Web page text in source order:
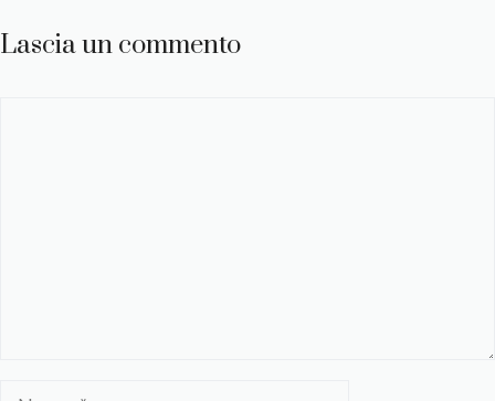
Lascia un commento
Nome